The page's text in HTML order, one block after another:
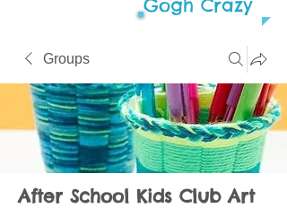
Gogh Crazy
Groups
After School Kids Club Art